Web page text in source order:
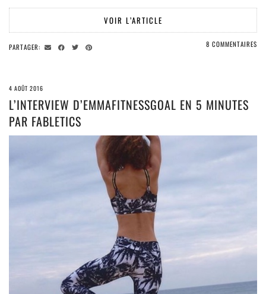
VOIR L’ARTICLE
PARTAGER: 8 COMMENTAIRES
4 AOÛT 2016
L’INTERVIEW D’EMMAFITNESSGOAL EN 5 MINUTES
PAR FABLETICS